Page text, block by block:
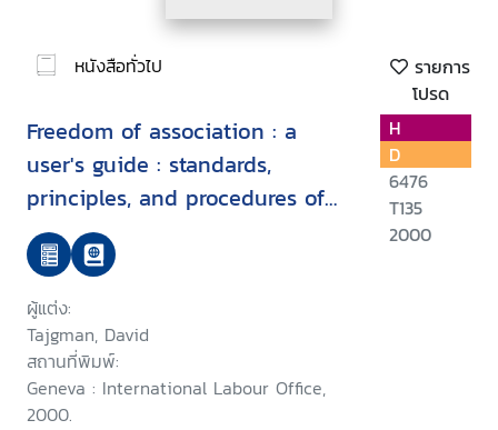
หนังสือทั่วไป
รายการ
โปรด
Freedom of association : a
user's guide : standards,
principles, and procedures of
the International Labour
Organization
ผู้แต่ง:
Tajgman, David
สถานที่พิมพ์:
Geneva : International Labour Office,
2000.
H
D
6476
T135
2000